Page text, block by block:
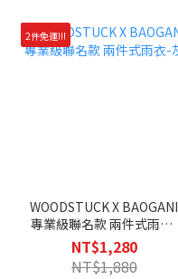
2件免運!!!
WOODSTUCK X BAOGANI
專業級聯名款 兩件式雨衣-
灰
NT$1,280
NT$1,880